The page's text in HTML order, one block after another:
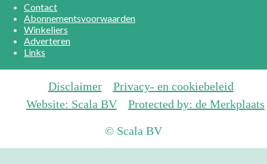
Contact
Abonnementsvoorwaarden
Winkeliers
Adverteren
Links
Disclaimer
Privacy- en cookiebeleid
Website: Scala BV
Protected by: de Merkplaats
© Scala BV